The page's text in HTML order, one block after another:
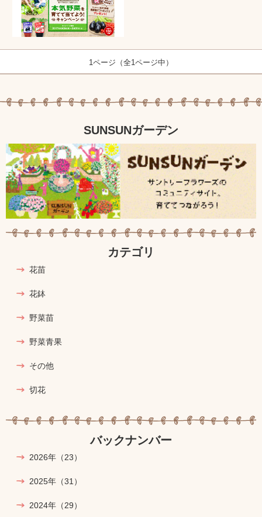
1ページ（全1ページ中）
SUNSUNガーデン
カテゴリ
花苗
花鉢
野菜苗
野菜青果
その他
切花
バックナンバー
2026年 （23）
2025年 （31）
2024年 （29）